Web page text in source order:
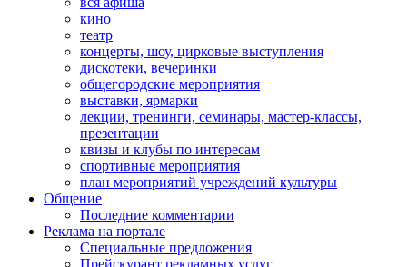
кино
театр
концерты, шоу, цирковые выступления
дискотеки, вечеринки
общегородские мероприятия
выставки, ярмарки
лекции, тренинги, семинары, мастер-классы,
презентации
квизы и клубы по интересам
спортивные мероприятия
план мероприятий учреждений культуры
Общение
Последние комментарии
Реклама на портале
Специальные предложения
Прейскурант рекламных услуг